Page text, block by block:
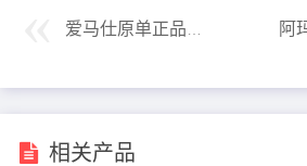
相关产品